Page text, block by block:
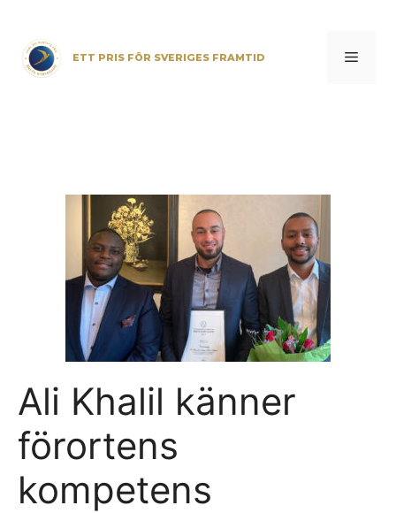
innehåll
ETT PRIS FÖR SVERIGES FRAMTID Meny
Ali Khalil känner
förortens
kompetens